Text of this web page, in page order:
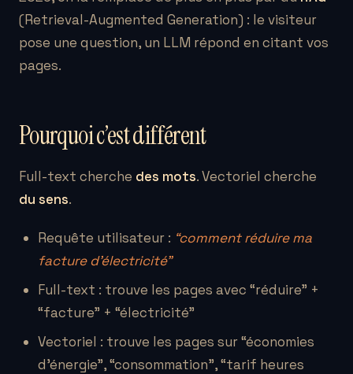
(Retrieval-Augmented Generation) : le visiteur
pose une question, un LLM répond en citant vos
pages.
Pourquoi c’est différent
Full-text cherche des mots. Vectoriel cherche
du sens.
Requête utilisateur : “comment réduire ma
facture d’électricité”
Full-text : trouve les pages avec “réduire” +
“facture” + “électricité”
Vectoriel : trouve les pages sur “économies
d’énergie”, “consommation”, “tarif heures